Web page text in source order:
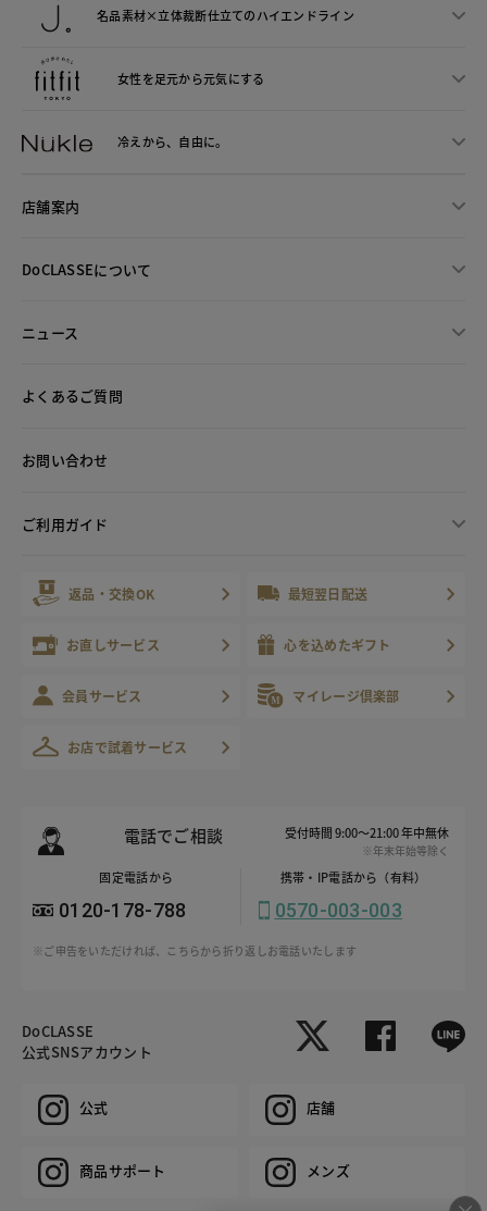
名品素材×立体裁断仕立てのハイエンドライン
女性を足元から元気にする
冷えから、 自由に。
店舗案内
DoCLASSEについて
ニュース
よくあるご質問
お問い合わせ
ご利用ガイド
返品・交換OK 最短翌日配送
お直しサービス 心を込めたギフト
会員サービス マイレージ倶楽部
お店で試着サービス
電話でご相談 受付時間 9:00～21:00 年中無休
※年末年始等除く
固定電話から
0120-178-788
携帯・IP電話から（有料）
0570-003-003
※ご申告をいただければ、こちらから折り返しお電話いたします
DoCLASSE
公式SNSアカウント
公式 店舗
商品サポート メンズ